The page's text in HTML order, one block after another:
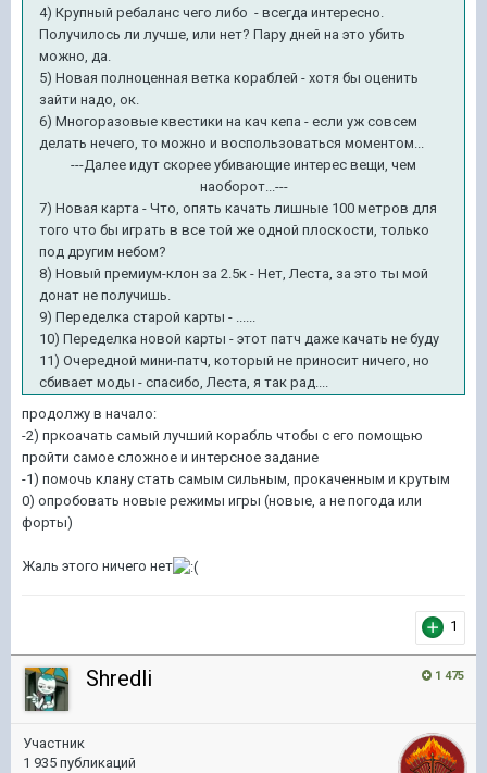
4) Крупный ребаланс чего либо - всегда интересно.
Получилось ли лучше, или нет? Пару дней на это убить
можно, да.
5) Новая полноценная ветка кораблей - хотя бы оценить
зайти надо, ок.
6) Многоразовые квестики на кач кепа - если уж совсем
делать нечего, то можно и воспользоваться моментом...
---Далее идут скорее убивающие интерес вещи, чем
наоборот...---
7) Новая карта - Что, опять качать лишные 100 метров для
того что бы играть в все той же одной плоскости, только
под другим небом?
8) Новый премиум-клон за 2.5к - Нет, Леста, за это ты мой
донат не получишь.
9) Переделка старой карты - ......
10) Переделка новой карты - этот патч даже качать не буду
11) Очередной мини-патч, который не приносит ничего, но
сбивает моды - спасибо, Леста, я так рад....
продолжу в начало:
-2) пркоачать самый лучший корабль чтобы с его помощью
пройти самое сложное и интерсное задание
-1) помочь клану стать самым сильным, прокаченным и крутым
0) опробовать новые режимы игры (новые, а не погода или
форты)
Жаль этого ничего нет
1
1 475
Shredli
Участник
1 935 публикаций